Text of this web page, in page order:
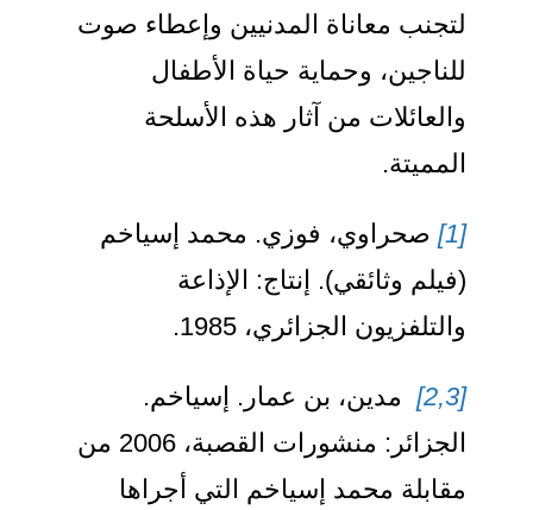
لتجنب معاناة المدنيين وإعطاء صوت
للناجين، وحماية حياة الأطفال
والعائلات من آثار هذه الأسلحة
المميتة.
[1]
صحراوي، فوزي. محمد إسياخم
(فيلم وثائقي). إنتاج: الإذاعة
والتلفزيون الجزائري، 1985.
[2,3]
مدين، بن عمار. إسياخم.
الجزائر: منشورات القصبة، 2006 من
مقابلة محمد إسياخم التي أجراها